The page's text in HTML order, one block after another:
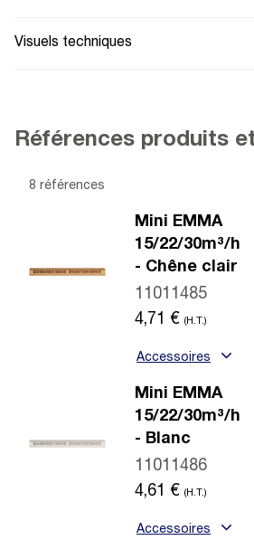
Visuels techniques
Références produits
8 références
Mini EMMA
15/22/30m³/h
- Chêne clair
11011485
4,71 € (H.T.)
Accessoires
Mini EMMA
15/22/30m³/h
- Blanc
11011486
4,61 € (H.T.)
Accessoires